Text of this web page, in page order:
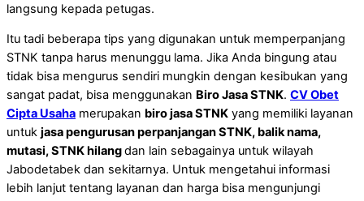
langsung kepada petugas.
Itu tadi beberapa tips yang digunakan untuk memperpanjang
STNK tanpa harus menunggu lama. Jika Anda bingung atau
tidak bisa mengurus sendiri mungkin dengan kesibukan yang
sangat padat, bisa menggunakan Biro Jasa STNK. CV Obet
Cipta Usaha merupakan biro jasa STNK yang memiliki layanan
untuk jasa pengurusan perpanjangan STNK, balik nama,
mutasi, STNK hilangdan lain sebagainya untuk wilayah
Jabodetabek dan sekitarnya. Untuk mengetahui informasi
lebih lanjut tentang layanan dan harga bisa mengunjungi